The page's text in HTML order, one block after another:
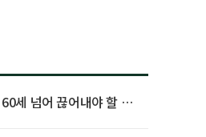
세 넘어 끊어내야 할 사